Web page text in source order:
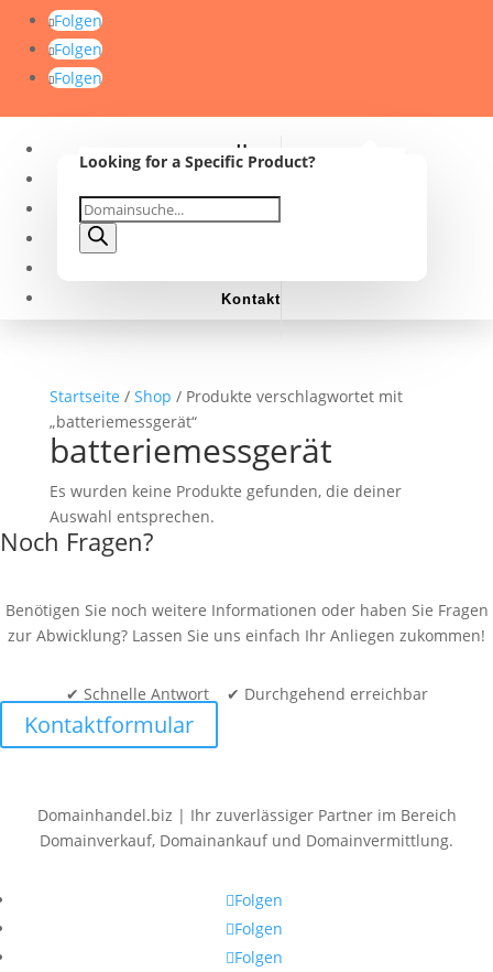
Folgen
Folgen
Folgen
Home
Domainankauf
Kontakt
Looking for a Specific Product?
Products
search
Startseite / Shop / Produkte verschlagwortet mit
„batteriemessgerät“
batteriemessgerät
Es wurden keine Produkte gefunden, die deiner
Auswahl entsprechen.
Noch Fragen?
Benötigen Sie noch weitere Informationen oder haben Sie Fragen
zur Abwicklung? Lassen Sie uns einfach Ihr Anliegen zukommen!
✔ Schnelle Antwort ✔ Durchgehend erreichbar
Kontaktformular
Domainhandel.biz | Ihr zuverlässiger Partner im Bereich
Domainverkauf, Domainankauf und Domainvermittlung.
Folgen
Folgen
Folgen